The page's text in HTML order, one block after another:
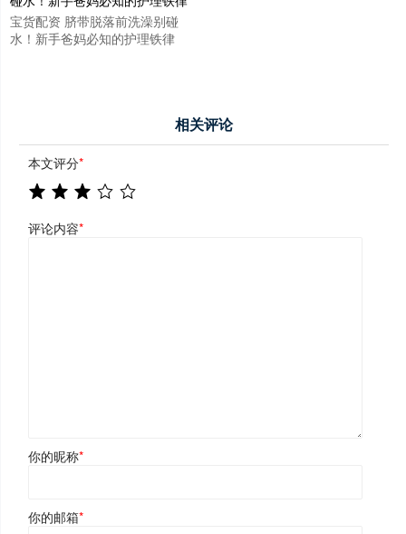
宝货配资 脐带脱落前洗澡别碰
水！新手爸妈必知的护理铁律
相关评论
本文评分*
评论内容*
你的昵称*
你的邮箱*